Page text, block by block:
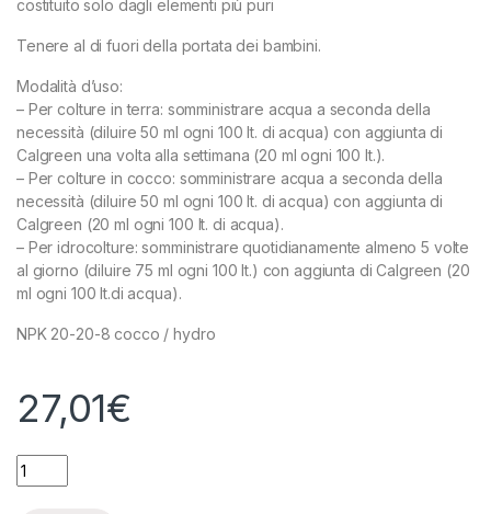
costituito solo dagli elementi più puri
Tenere al di fuori della portata dei bambini.
Modalità d’uso:
– Per colture in terra: somministrare acqua a seconda della
necessità (diluire 50 ml ogni 100 lt. di acqua) con aggiunta di
Calgreen una volta alla settimana (20 ml ogni 100 lt.).
– Per colture in cocco: somministrare acqua a seconda della
necessità (diluire 50 ml ogni 100 lt. di acqua) con aggiunta di
Calgreen (20 ml ogni 100 lt. di acqua).
– Per idrocolture: somministrare quotidianamente almeno 5 volte
al giorno (diluire 75 ml ogni 100 lt.) con aggiunta di Calgreen (20
ml ogni 100 lt.di acqua).
NPK 20-20-8 cocco / hydro
27,01€
METROP - MAM MOTHER PLANT - 250ML quantity